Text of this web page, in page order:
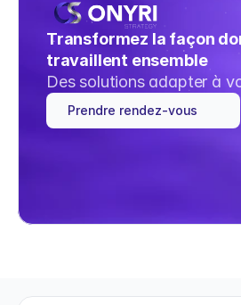
Transformez la façon
travaillent ensemble
Des solutions adapter à
Prendre rendez-vous